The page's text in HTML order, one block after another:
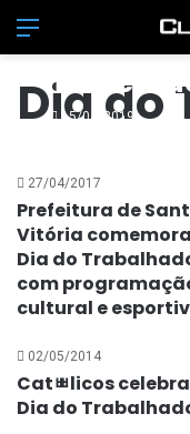
Dia do
Torneio
Torneio
15/04/2019
27/04/2017
Prefeitura de
Vitória
Dia do
com
cultural e
02/05/2014
Catﾳlicos
Dia do